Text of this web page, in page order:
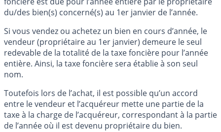
du/des bien(s) concerné(s) au 1er janvier de l’année.
Si vous vendez ou achetez un bien en cours d’année, le
vendeur (propriétaire au 1er janvier) demeure le seul
redevable de la totalité de la taxe foncière pour l’année
entière. Ainsi, la taxe foncière sera établie à son seul
nom.
Toutefois lors de l’achat, il est possible qu’un accord
entre le vendeur et l’acquéreur mette une partie de la
taxe à la charge de l’acquéreur, correspondant à la partie
de l’année où il est devenu propriétaire du bien.